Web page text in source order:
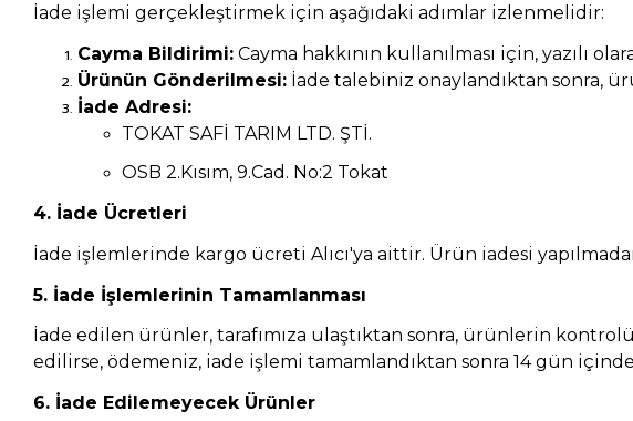
İade işlemi gerçekleştirmek için aşağıdaki adımlar izlenmelidir:
Cayma Bildirimi: Cayma hakkının kullanılması için, yazılı
Ürünün Gönderilmesi: İade talebiniz onaylandıktan sonra,
İade Adresi:
TOKAT SAFİ TARIM LTD. ŞTİ.
OSB 2.Kısım, 9.Cad. No:2 Tokat
4. İade Ücretleri
İade işlemlerinde kargo ücreti Alıcı'ya aittir. Ürün iadesi
5. İade İşlemlerinin Tamamlanması
İade edilen ürünler, tarafımıza ulaştıktan sonra, ürünlerin
edilirse, ödemeniz, iade işlemi tamamlandıktan sonra 14 gün içinde
6. İade Edilemeyecek Ürünler